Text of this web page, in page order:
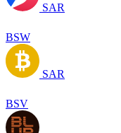
SAR
BSW
SAR
BSV